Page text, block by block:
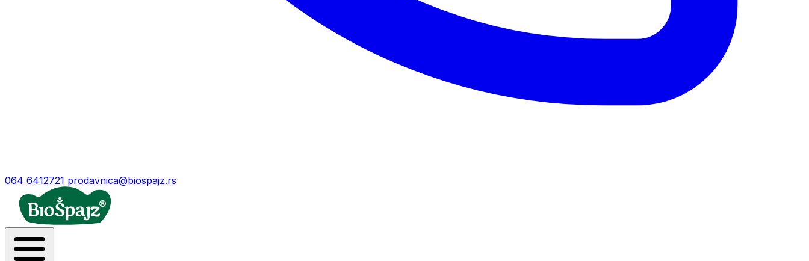
064 6412721 prodavnica@biospajz.rs